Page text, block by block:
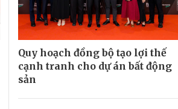
Quy hoạch đồng bộ tạo lợi thế
cạnh tranh cho dự án bất động
sản